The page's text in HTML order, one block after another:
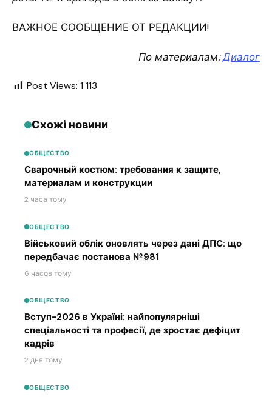
ВАЖНОЕ СООБЩЕНИЕ ОТ РЕДАКЦИИ!
По материалам:Диалог
Post Views: 1 113
Схожі новини
ОБЩЕСТВО
Сварочный костюм: требования к защите,
материалам и конструкции
2 часа тому
ОБЩЕСТВО
Військовий облік оновлять через дані ДПС: що
передбачає постанова №981
6 часов тому
ОБЩЕСТВО
Вступ-2026 в Україні: найпопулярніші
спеціальності та професії, де зростає дефіцит
кадрів
2 дня тому
ОБЩЕСТВО